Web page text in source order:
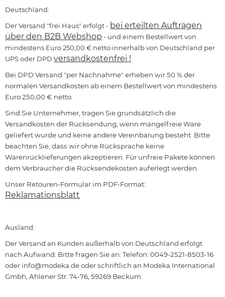
Deutschland:
Der Versand "frei Haus" erfolgt - bei erteilten Aufträgen
über den B2B Webshop - und einem Bestellwert von
mindestens Euro 250,00 € netto innerhalb von Deutschland per
UPS oder DPD versandkostenfrei !
Bei DPD Versand "per Nachnahme" erheben wir 50 % der
normalen Versandkosten ab einem Bestellwert von mindestens
Euro 250,00 € netto.
Sind Sie Unternehmer, tragen Sie grundsätzlich die
Versandkosten der Rücksendung, wenn mängelfreie Ware
geliefert wurde und keine andere Vereinbarung besteht. Bitte
beachten Sie, dass wir ohne Rücksprache keine
Warenrücklieferungen akzeptieren. Für unfreie Pakete können
dem Verbraucher die Rücksendekosten auferlegt werden.
Unser Retouren-Formular im PDF-Format:
Reklamationsblatt
Ausland:
Der Versand an Kunden außerhalb von Deutschland erfolgt
nach Aufwand. Bitte fragen Sie an: Telefon: 0049-2521-8503-16
oder info@modeka.deoder schriftlich an Modeka International
Gmbh, Ahlener Str. 74-76, 59269 Beckum